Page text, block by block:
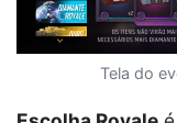
Tela do